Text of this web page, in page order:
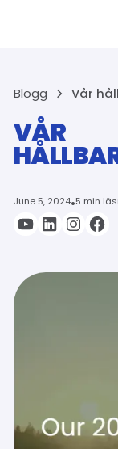
Blogg Vår
VÅR
June 5, 2024•5 min